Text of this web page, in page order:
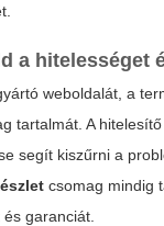
a hitelességet
weboldalát, a
tartalmát. A
segít kiszűrni a
csomag mindig
garanciát.